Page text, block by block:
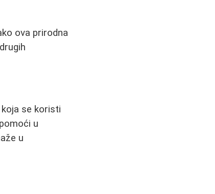
ova prirodna
se koristi
u
u